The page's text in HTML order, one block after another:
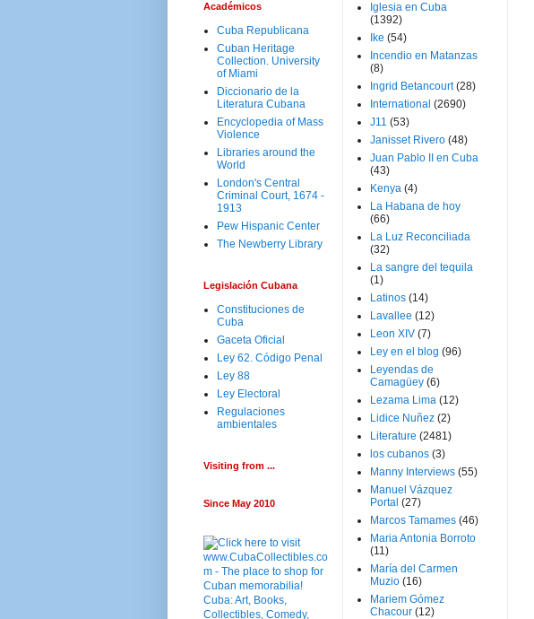
Académicos
Cuba Republicana
Cuban Heritage
Collection. University
of Miami
Diccionario de la
Literatura Cubana
Encyclopedia of Mass
Violence
Libraries around the
World
London's Central
Criminal Court, 1674 -
1913
Pew Hispanic Center
The Newberry Library
Legislación Cubana
Constituciones de
Cuba
Gaceta Oficial
Ley 62. Código Penal
Ley 88
Ley Electoral
Regulaciones
ambientales
Visiting from ...
Since May 2010
Iglesia en Cuba
(1392)
Ike (54)
Incendio en Matanzas
(8)
Ingrid Betancourt (28)
International (2690)
J11 (53)
Janisset Rivero (48)
Juan Pablo II en Cuba
(43)
Kenya (4)
La Habana de hoy
(66)
La Luz Reconciliada
(32)
La sangre del tequila
(1)
Latinos (14)
Lavallee (12)
Leon XIV (7)
Ley en el blog (96)
Leyendas de
Camagüey (6)
Lezama Lima (12)
Lidice Nuñez (2)
Literature (2481)
los cubanos (3)
Manny Interviews (55)
Manuel Vázquez
Portal (27)
Marcos Tamames (46)
Maria Antonia Borroto
(11)
María del Carmen
Muzio (16)
Mariem Gómez
Chacour (12)